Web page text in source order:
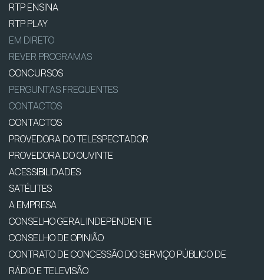
RTP ENSINA
RTP PLAY
EM DIRETO
REVER PROGRAMAS
CONCURSOS
PERGUNTAS FREQUENTES
CONTACTOS
CONTACTOS
PROVEDORA DO TELESPECTADOR
PROVEDORA DO OUVINTE
ACESSIBILIDADES
SATÉLITES
A EMPRESA
CONSELHO GERAL INDEPENDENTE
CONSELHO DE OPINIÃO
CONTRATO DE CONCESSÃO DO SERVIÇO PÚBLICO DE
RÁDIO E TELEVISÃO